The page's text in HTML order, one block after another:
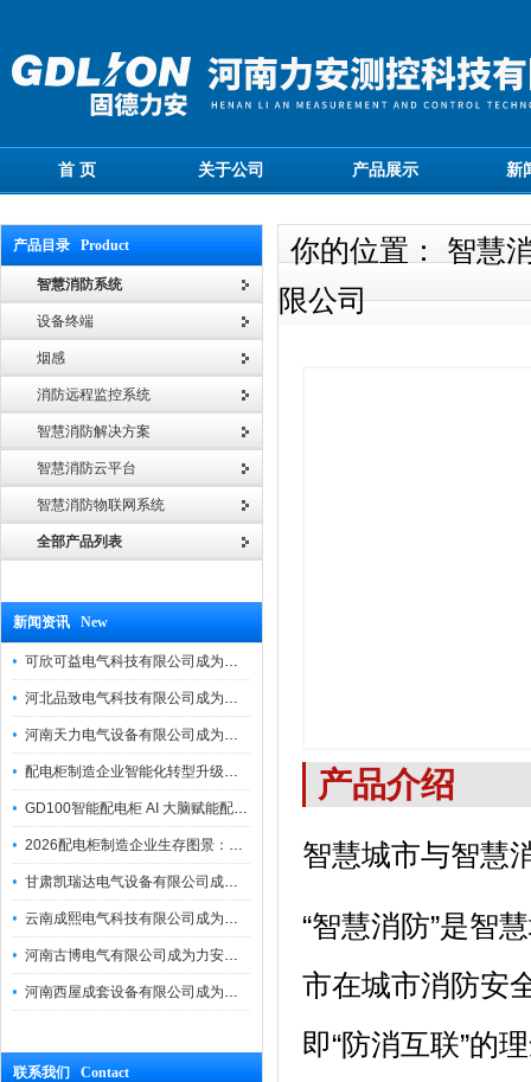
首 页 关于公司 产品展示 新
产品目录 Product
智慧消防系统
设备终端
烟感
消防远程监控系统
智慧消防解决方案
智慧消防云平台
智慧消防物联网系统
全部产品列表
新闻资讯 New
可欣可益电气科技有限公司成为力安电易云战略合作伙伴，共创智能配电新未来
河北品致电气科技有限公司成为力安电易云战略合作伙伴，共创智能配电新未来
河南天力电气设备有限公司成为力安电易云战略合作伙伴，共创智能配电新未来
配电柜制造企业智能化转型升级研讨会在力安成功举办
GD100智能配电柜 AI 大脑赋能配电柜制造企业高压一键顺控！
2026配电柜制造企业生存图景：市场、政策与智能化转型路径
甘肃凯瑞达电气设备有限公司成为电易云战略合作伙伴，共创智能配电新未来
云南成熙电气科技有限公司成为力安电易云战略合作伙伴，共创智能配电新未来
河南古博电气有限公司成为力安电易云战略合作伙伴，共创智能配电新未来！
河南西屋成套设备有限公司成为力安电易云战略合作伙伴，共创智能配电新未来
联系我们 Contact
你的位置： 智慧
限公司
产品介绍
智慧城市与智慧
“智慧消防”是智
市在城市消防安
即“防消互联”的